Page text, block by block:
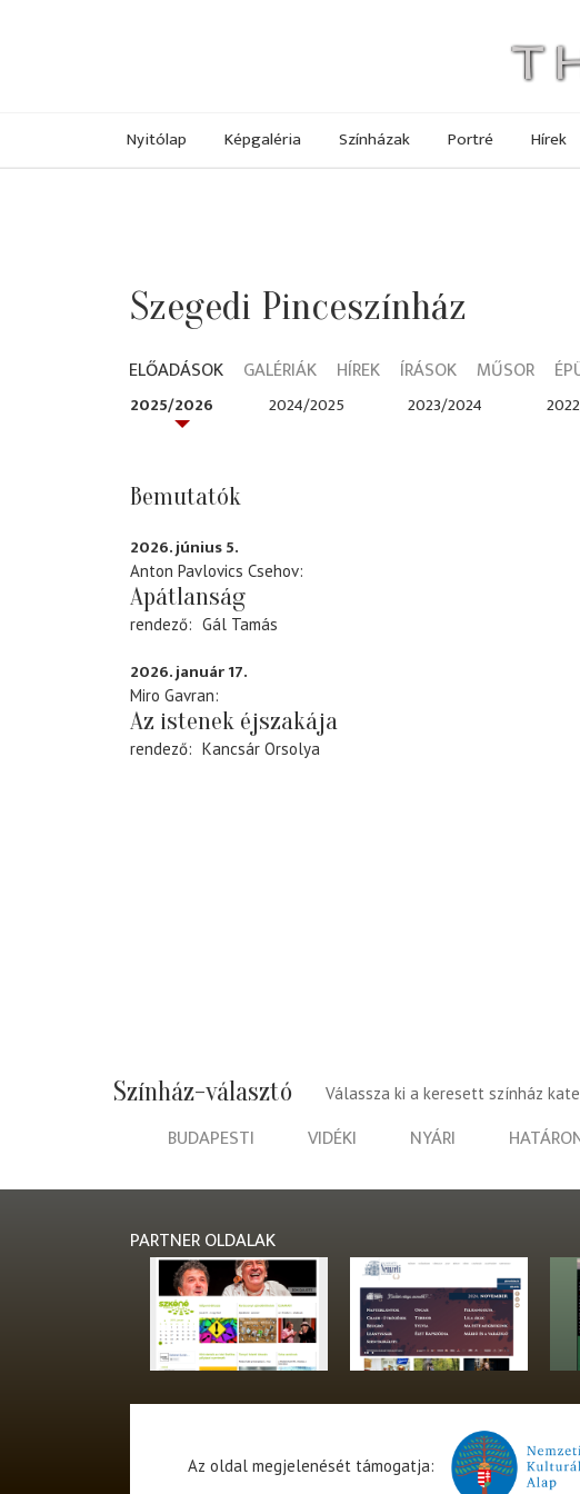
Nyitólap Képgaléria Színházak Portré Hírek
Szegedi Pinceszínház
ELŐADÁSOK GALÉRIÁK HÍREK ÍRÁSOK MŰSOR
2025/2026 2024/2025 2023/2024
Bemutatók
2026. június 5.
Anton Pavlovics Csehov
Apátlanság
rendező Gál Tamás
2026. január 17.
Miro Gavran
Az istenek éjszakája
rendező Kancsár Orsolya
Színház-választó Válassza ki a keresett színház
BUDAPESTI VIDÉKI NYÁRI
PARTNER OLDALAK
Az oldal megjelenését támogatja: